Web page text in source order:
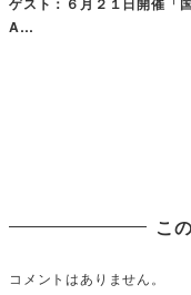
A…
こ
コメントはありません。